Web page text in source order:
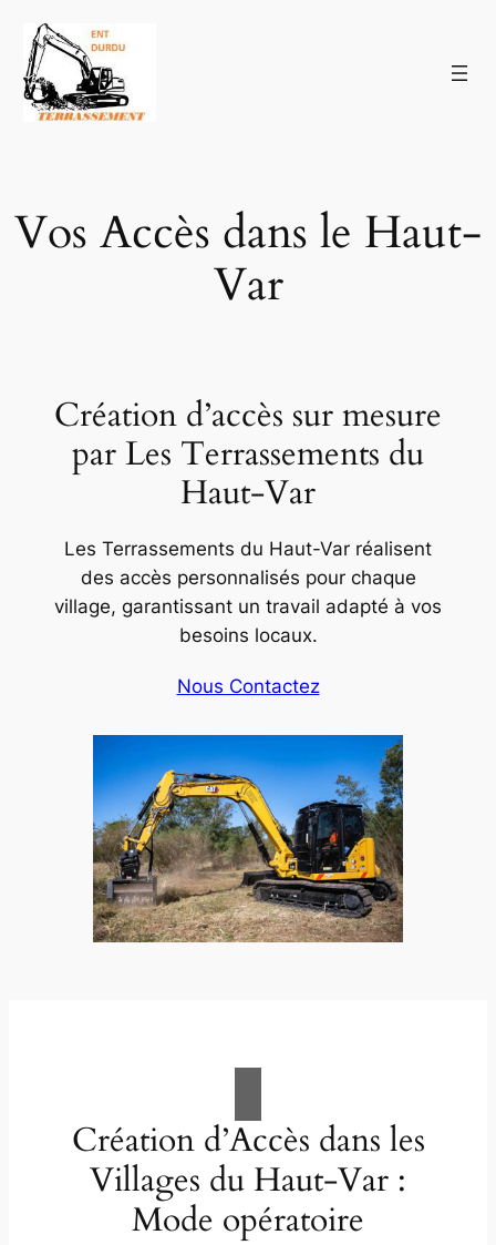
Aller
contenu
Vos Accès dans le Haut-
Var
Création d’accès sur mesure
par Les Terrassements du
Haut-Var
Les Terrassements du Haut-Var réalisent
des accès personnalisés pour chaque
village, garantissant un travail adapté à vos
besoins locaux.
Nous Contactez
Création d’Accès dans les
Villages du Haut-Var :
Mode opératoire